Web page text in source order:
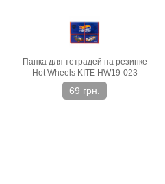
Папка для тетрадей на резинке
Hot Wheels KITE HW19-023
69 грн.